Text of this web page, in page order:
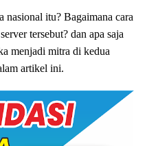
nasional itu? Bagaimana cara
tersebut? dan apa saja
menjadi mitra di kedua
artikel ini.